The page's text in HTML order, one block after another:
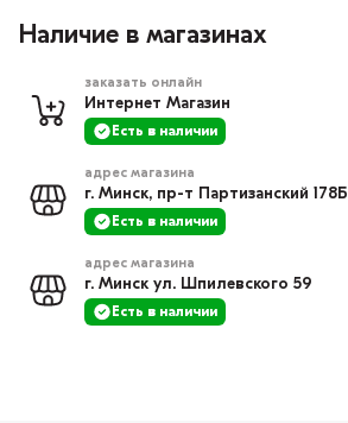
Наличие в магазинах
заказать онлайн
Интернет Магазин
Есть в наличии
адрес магазина
г. Минск, пр-т Партизанский 178Б
Есть в наличии
адрес магазина
г. Минск ул. Шпилевского 59
Есть в наличии